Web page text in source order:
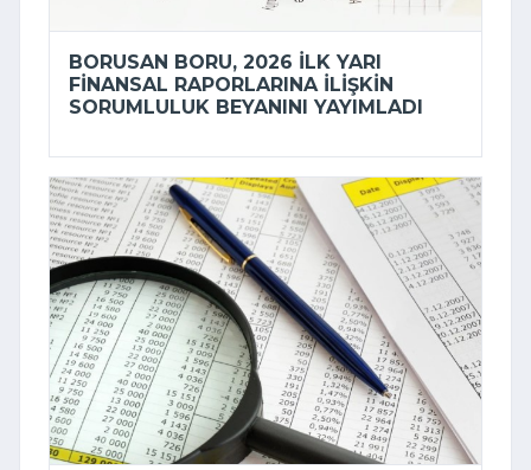
BORUSAN BORU, 2026 ILK YARI
FINANSAL RAPORLARINA ILIŞKIN
SORUMLULUK BEYANINI YAYIMLADI